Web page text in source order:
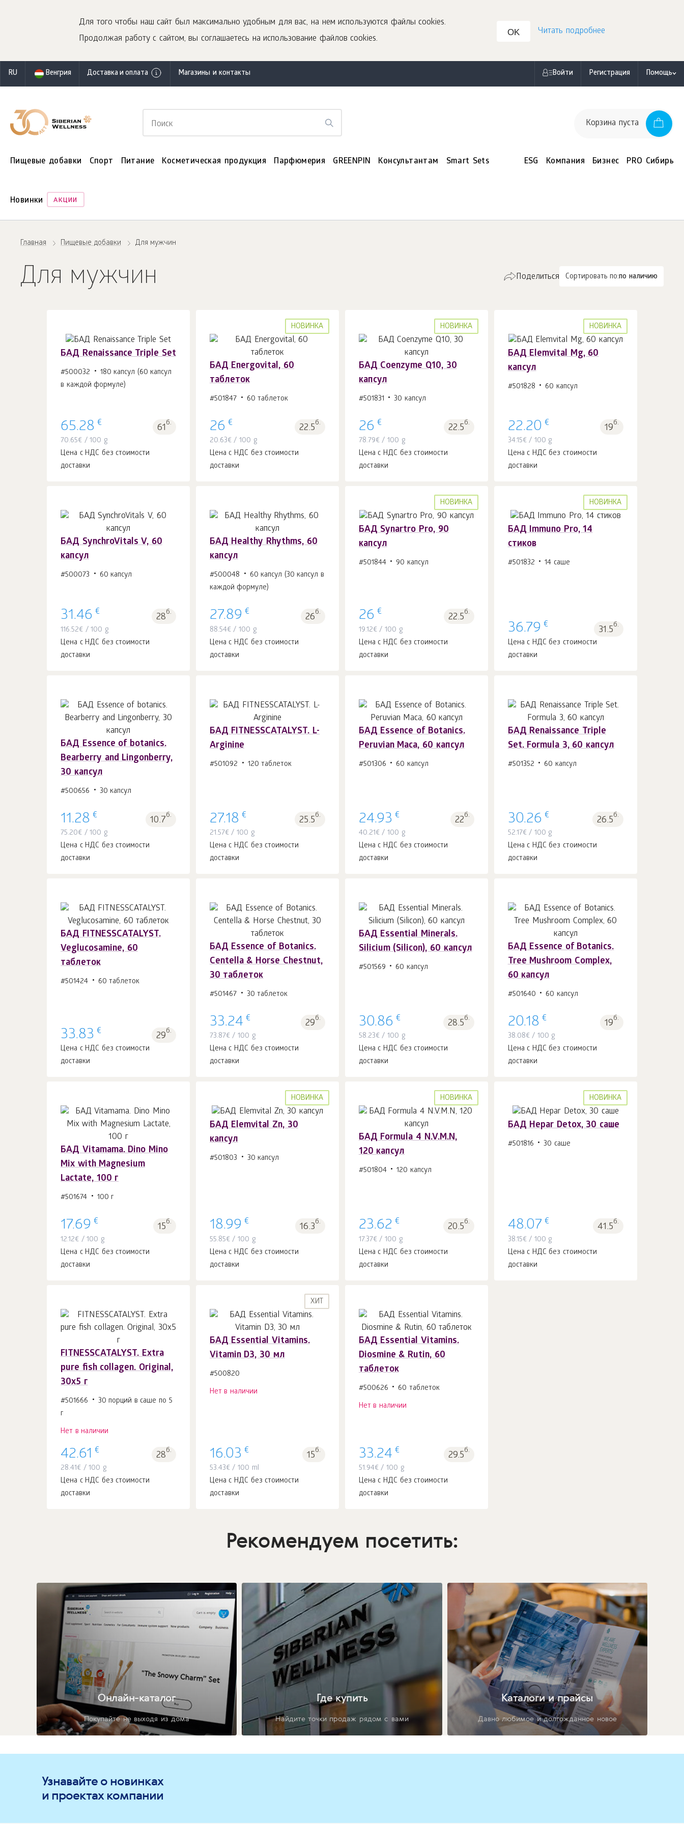
Для того чтобы наш сайт был максимально удобным для вас, на нем используются файлы cookies.
Продолжая работу с сайтом, вы соглашаетесь на использование файлов cookies.
OK Читать подробнее
RU Венгрия Доставка и оплата Магазины и контакты Войти Регистрация Помощь
Корзина пуста
Пищевые добавки Спорт Питание Косметическая продукция Парфюмерия GREENPIN Консультантам Smart Sets
Новинки АКЦИИ
ESG Компания Бизнес PRO Сибирь
Главная Пищевые добавки Для мужчин
Для мужчин Сортировать по:по наличию
Поделиться
БАД Renaissance Triple Set
#500032
180 капсул (60 капсул
в каждой формуле)
65.28 € 61б.
70.65€ / 100 g
Цена с НДС без стоимости
доставки
В корзину 1
НОВИНКА
БАД Energovital, 60
таблеток
#501847 60 таблеток
26 € 22.5б.
20.63€/ 100 g
Цена с НДС без стоимости
доставки
НОВИНКА
БАД Coenzyme Q10, 30
капсул
#501831 30 капсул
26 € 22.5б.
78.79€/ 100 g
Цена с НДС без стоимости
доставки
НОВИНКА
БАД Elemvital Mg, 60
капсул
#501828 60 капсул
22.20 € 19б.
34.15€/ 100 g
Цена с НДС без стоимости
доставки
В корзину 1
БАД SynchroVitals V, 60
капсул
#500073 60 капсул
31.46 € 28б.
116.52€ / 100 g
Цена с НДС без стоимости
доставки
БАД Healthy Rhythms, 60
капсул
#500048
60 капсул (30 капсул в
каждой формуле)
27.89 € 26б.
88.54€/ 100 g
Цена с НДС без стоимости
доставки
НОВИНКА
БАД Synartro Pro, 90
капсул
#501844 90 капсул
26 € 22.5б.
19.12€/ 100 g
Цена с НДС без стоимости
доставки
В корзину 1
НОВИНКА
БАД Immuno Pro, 14
стиков
#501832 14 саше
36.79 € 31.5б.
Цена с НДС без стоимости
доставки
В корзину 1
БАД Essence of botanics.
Bearberry and Lingonberry,
30 капсул
#500656 30 капсул
11.28 € 10.7б.
75.20€ / 100 g
Цена с НДС без стоимости
доставки
В корзину 1шт.
БАД FITNESSCATALYST. L-
Arginine
#501092 120 таблеток
27.18 € 25.5б.
21.57€/ 100 g
Цена с НДС без стоимости
доставки
БАД Essence of Botanics.
Peruvian Maca, 60 капсул
#501306 60 капсул
24.93 € 22б.
40.21€/ 100 g
Цена с НДС без стоимости
доставки
БАД Renaissance Triple
Set. Formula 3, 60 капсул
#501352 60 капсул
30.26 € 26.5б.
52.17€/ 100 g
Цена с НДС без стоимости
доставки
БАД FITNESSCATALYST.
Veglucosamine, 60
таблеток
#501424 60 таблеток
33.83 € 29б.
Цена с НДС без стоимости
доставки
В корзину 1
БАД Essence of Botanics.
Centella & Horse Chestnut,
30 таблеток
#501467 30 таблеток
33.24 € 29б.
73.87€/ 100 g
Цена с НДС без стоимости
доставки
В корзину 1 шт.
БАД Essential Minerals.
Silicium (Silicon), 60 капсул
#501569 60 капсул
30.86 € 28.5б.
58.23€/ 100 g
Цена с НДС без стоимости
доставки
БАД Essence of Botanics.
Tree Mushroom Complex,
60 капсул
#501640 60 капсул
20.18 € 19б.
38.08€/ 100 g
Цена с НДС без стоимости
доставки
В корзину 1шт.
БАД Vitamama. Dino Mino
Mix with Magnesium
Lactate, 100 г
#501674 100 г
17.69 € 15б.
12.12€ / 100 g
Цена с НДС без стоимости
доставки
В корзину 1шт.
НОВИНКА
БАД Elemvital Zn, 30
капсул
#501803 30 капсул
18.99 € 16.3б.
55.85€/ 100 g
Цена с НДС без стоимости
доставки
В корзину 1
НОВИНКА
БАД Formula 4 N.V.M.N,
120 капсул
#501804 120 капсул
23.62 € 20.5б.
17.37€/ 100 g
Цена с НДС без стоимости
доставки
НОВИНКА
БАД Hepar Detox, 30 саше
#501816 30 саше
48.07 € 41.5б.
38.15€/ 100 g
Цена с НДС без стоимости
доставки
FITNESSCATALYST. Extra
pure fish collagen. Original,
30x5 г
#501666
30 порций в саше по 5
г
Нет в наличии
42.61 € 28б.
28.41€ / 100 g
Цена с НДС без стоимости
доставки
ХИТ
БАД Essential Vitamins.
Vitamin D3, 30 мл
#500820
Нет в наличии
16.03 € 15б.
53.43€/ 100 ml
Цена с НДС без стоимости
доставки
БАД Essential Vitamins.
Diosmine & Rutin, 60
таблеток
#500626 60 таблеток
Нет в наличии
33.24 € 29.5б.
51.94€/ 100 g
Цена с НДС без стоимости
доставки
Рекомендуем посетить:
Онлайн-каталог
Покупайте не выходя из дома
Где купить
Найдите точки продаж рядом с вами
Каталоги и прайсы
Давно любимое и долгожданное новое
Узнавайте о новинках
и проектах компании